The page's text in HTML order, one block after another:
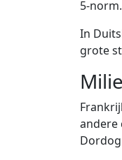
5-norm.
In
grote
andere